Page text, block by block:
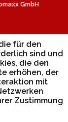
GmbH
für den
sind und
die den
erhöhen, der
mit
Zustimmung